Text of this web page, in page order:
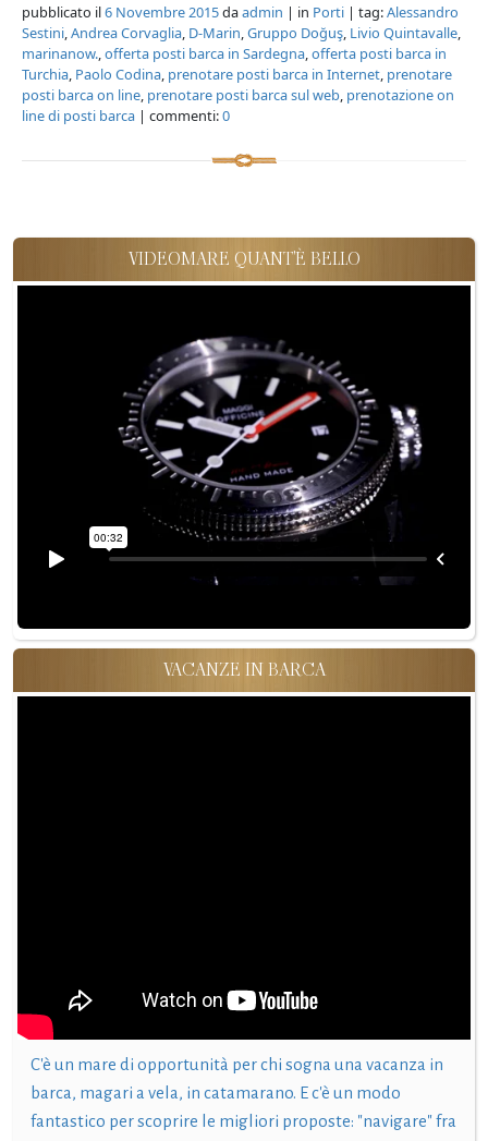
pubblicato il6 Novembre 2015daadmin | in Porti | tag:Alessandro
Sestini,Andrea Corvaglia, D-Marin,Gruppo Doğuş, Livio Quintavalle,
marinanow.,offerta posti barca in Sardegna,offerta posti barca in
Turchia, Paolo Codina, prenotare posti barca in Internet, prenotare
posti barca on line, prenotare posti barca sul web, prenotazione on
line di posti barca | commenti:0
VIDEOMARE QUANT'È BELLO
VACANZE IN BARCA
C'è un mare di opportunità per chi sogna una vacanza in
barca, magari a vela, in catamarano. E c'è un modo
fantastico per scoprire le migliori proposte: "navigare" fra